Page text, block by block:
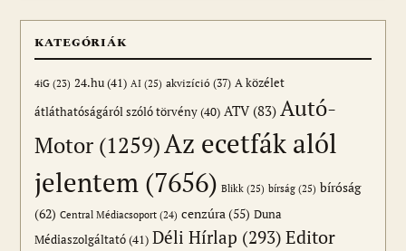
KATEGÓRIÁK
4iG (23) 24.hu(41) AI (25) akvizíció (37) A közélet
átláthatóságáról szóló törvény(40) ATV(83) Autó-
Motor (1259)Az ecetfák alól
jelentem (7656) Blikk (25) bírság (25) bíróság
(62) Central Médiacsoport (24) cenzúra(55) Duna
Médiaszolgáltató(41) Déli Hírlap (293) Editor